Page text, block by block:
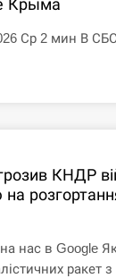
Крыма
Ср 2 мин В
КНДР
на
нас в Google
ракет